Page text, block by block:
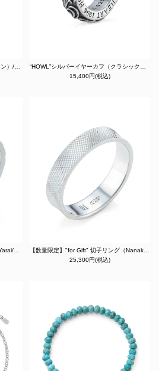
“HOWL”シルバーイヤーカフ（クラウン）/シルバー925
“HOWL”シルバーイヤーカフ（クラシックタテガミ）/シルバー925
15,400円(税込)
25,300円(税込)